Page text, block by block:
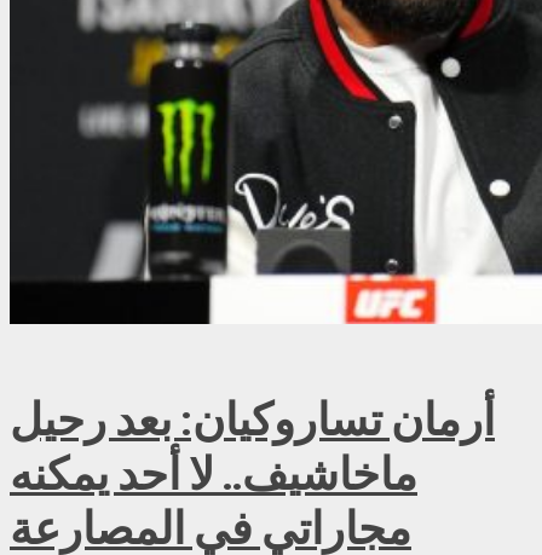
أرمان تساروكيان: بعد رحيل
ماخاشيف.. لا أحد يمكنه
مجاراتي في المصارعة